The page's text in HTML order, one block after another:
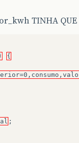
();
TINHA
) {
;